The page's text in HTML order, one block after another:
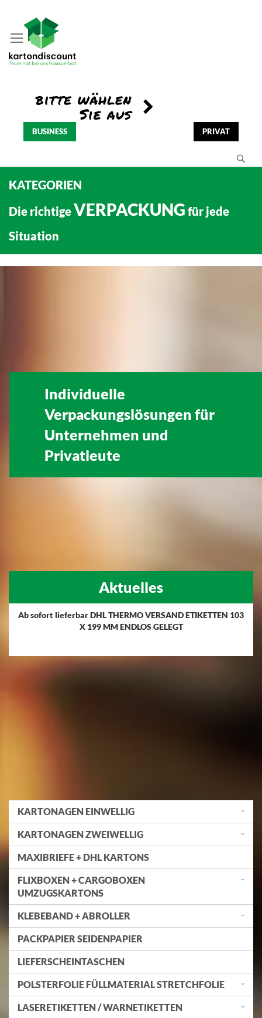
BUSINESS PRIVAT
KATEGORIEN
Die richtigeVERPACKUNG für jede
Situation
Individuelle
Verpackungslösungen für
Unternehmen und
Privatleute
Aktuelles
Ab sofort lieferbar DHL THERMO VERSAND ETIKETTEN 103
X 199 MM ENDLOS GELEGT
KARTONAGEN EINWELLIG
KARTONAGEN ZWEIWELLIG
MAXIBRIEFE + DHL KARTONS
FLIXBOXEN + CARGOBOXEN
UMZUGSKARTONS
KLEBEBAND + ABROLLER
PACKPAPIER SEIDENPAPIER
LIEFERSCHEINTASCHEN
POLSTERFOLIE FÜLLMATERIAL STRETCHFOLIE
LASERETIKETTEN / WARNETIKETTEN